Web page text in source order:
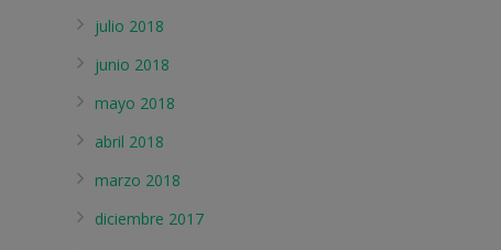
julio 2018
junio 2018
mayo 2018
abril 2018
marzo 2018
diciembre 2017